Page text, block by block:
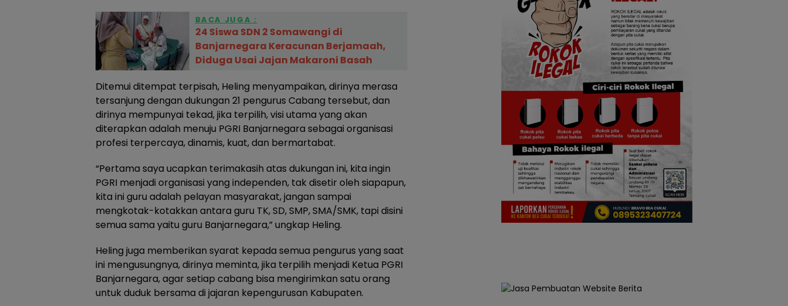
BACA JUGA :
24 Siswa SDN 2 Somawangi di
Banjarnegara Keracunan Berjamaah,
Diduga Usai Jajan Makaroni Basah
Ditemui ditempat terpisah, Heling menyampaikan, dirinya merasa
tersanjung dengan dukungan 21 pengurus Cabang tersebut, dan
dirinya mempunyai tekad, jika terpilih, visi utama yang akan
diterapkan adalah menuju PGRI Banjarnegara sebagai organisasi
profesi terpercaya, dinamis, kuat, dan bermartabat.
“Pertama saya ucapkan terimakasih atas dukungan ini, kita ingin
PGRI menjadi organisasi yang independen, tak disetir oleh siapapun,
kita ini guru adalah pelayan masyarakat, jangan sampai
mengkotak-kotakkan antara guru TK, SD, SMP, SMA/SMK, tapi disini
semua sama yaitu guru Banjarnegara,” ungkap Heling.
Heling juga memberikan syarat kepada semua pengurus yang saat
ini mengusungnya, dirinya meminta, jika terpilih menjadi Ketua PGRI
Banjarnegara, agar setiap cabang bisa mengirimkan satu orang
untuk duduk bersama di jajaran kepengurusan Kabupaten.